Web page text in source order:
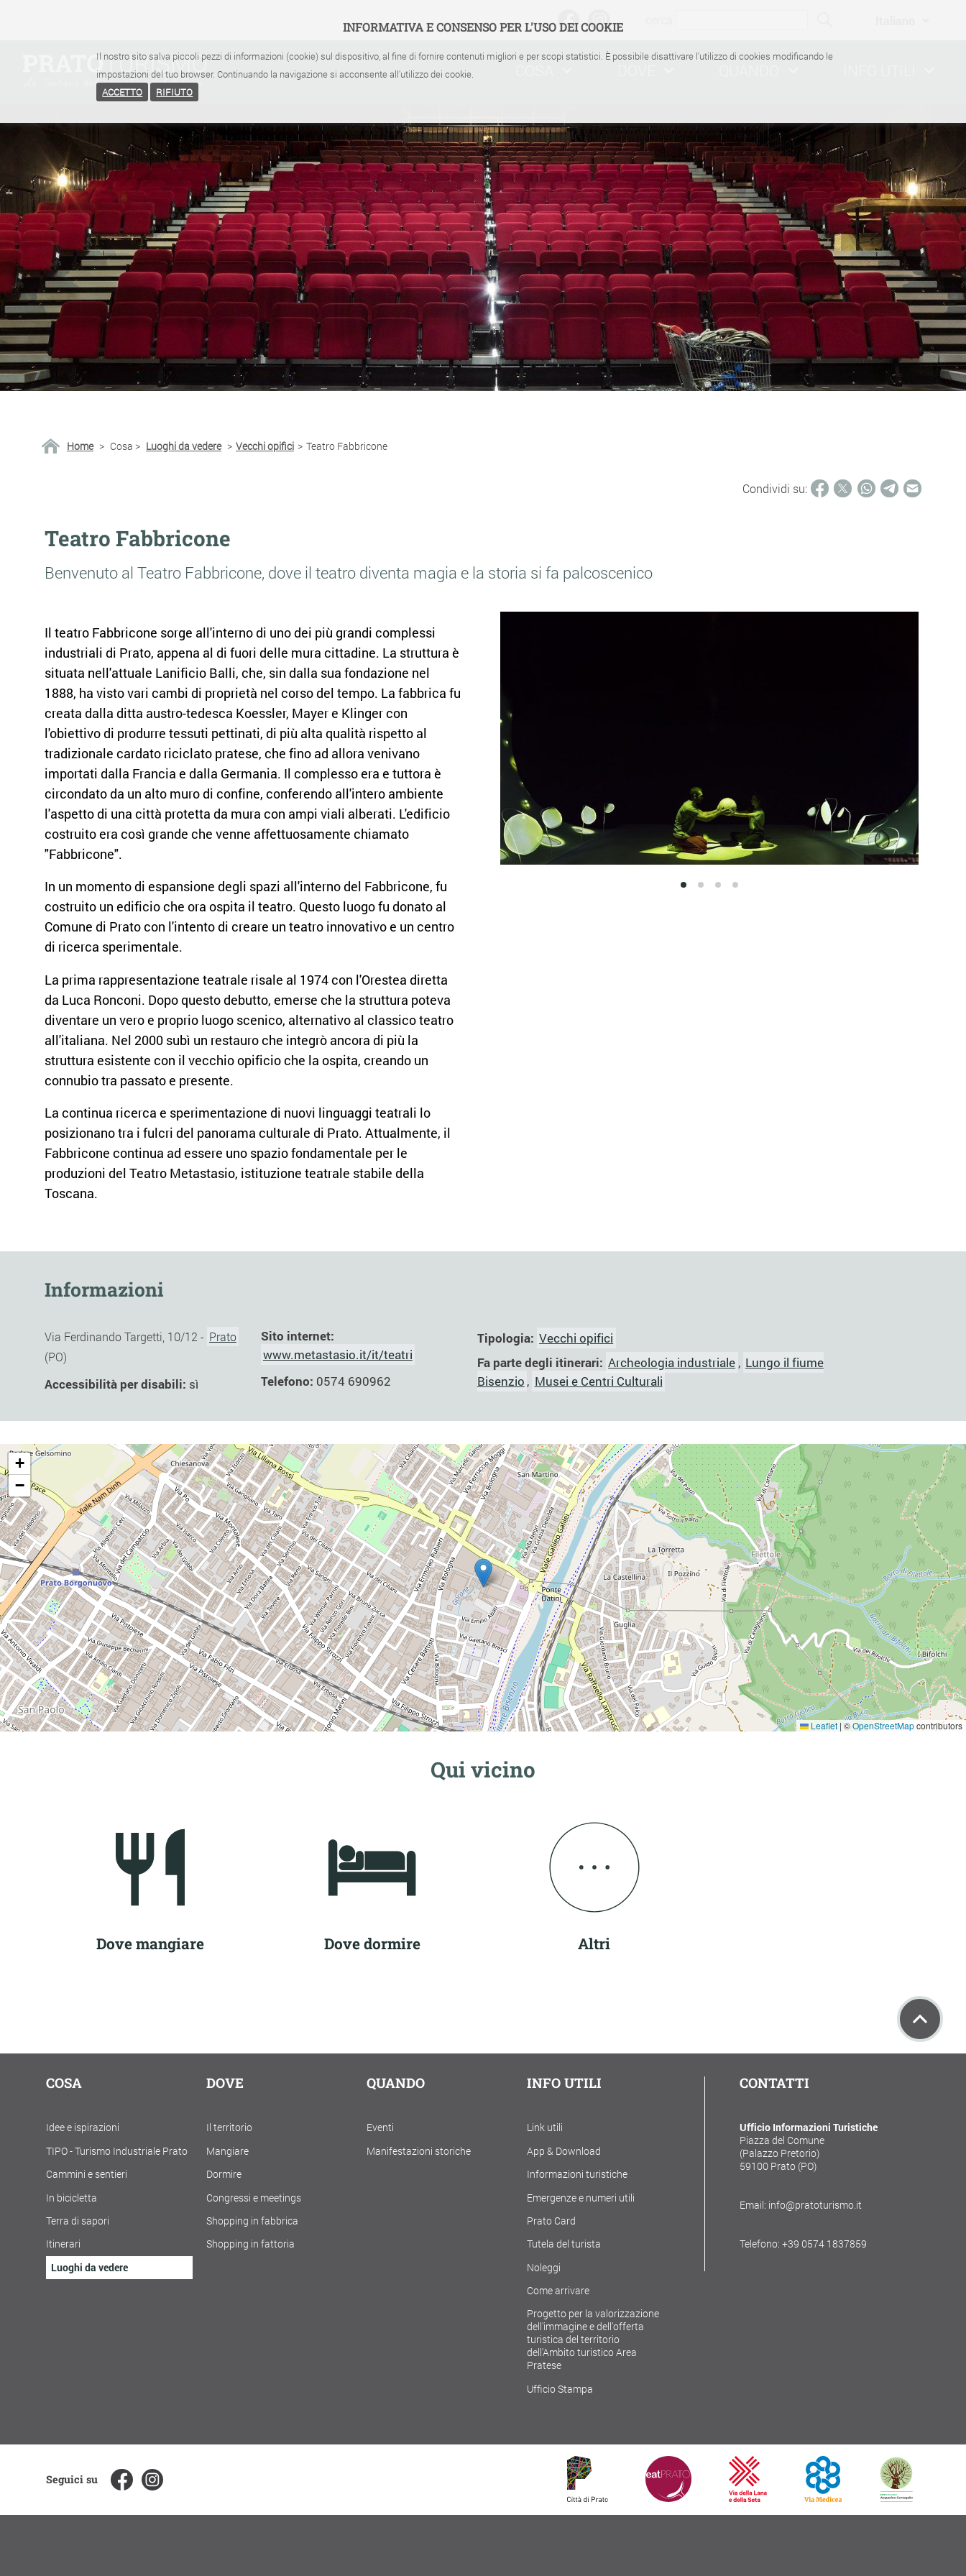
INFORMATIVA E CONSENSO PER L'USO DEI COOKIE
Il nostro sito salva piccoli pezzi di informazioni (cookie) sul dispositivo, al fine di fornire contenuti migliori e per scopi statistici. È possibile disattivare l'utilizzo di cookies modificando le
impostazioni del tuo browser. Continuando la navigazione si acconsente all'utilizzo dei cookie.
ACCETTO
RIFIUTO
Home > Cosa > Luoghi da vedere > Vecchi opifici > Teatro Fabbricone
Condividi su:
Teatro Fabbricone
Benvenuto al Teatro Fabbricone, dove il teatro diventa magia e la storia si fa palcoscenico
Il teatro Fabbricone sorge all'interno di uno dei più grandi complessi
industriali di Prato, appena al di fuori delle mura cittadine. La struttura è
situata nell'attuale Lanificio Balli, che, sin dalla sua fondazione nel
1888, ha visto vari cambi di proprietà nel corso del tempo. La fabbrica fu
creata dalla ditta austro-tedesca Koessler, Mayer e Klinger con
l'obiettivo di produrre tessuti pettinati, di più alta qualità rispetto al
tradizionale cardato riciclato pratese, che fino ad allora venivano
importati dalla Francia e dalla Germania. Il complesso era e tuttora è
circondato da un alto muro di confine, conferendo all'intero ambiente
l'aspetto di una città protetta da mura con ampi viali alberati. L'edificio
costruito era così grande che venne affettuosamente chiamato
"Fabbricone".
In un momento di espansione degli spazi all'interno del Fabbricone, fu
costruito un edificio che ora ospita il teatro. Questo luogo fu donato al
Comune di Prato con l'intento di creare un teatro innovativo e un centro
di ricerca sperimentale.
La prima rappresentazione teatrale risale al 1974 con l'Orestea diretta
da Luca Ronconi. Dopo questo debutto, emerse che la struttura poteva
diventare un vero e proprio luogo scenico, alternativo al classico teatro
all'italiana. Nel 2000 subì un restauro che integrò ancora di più la
struttura esistente con il vecchio opificio che la ospita, creando un
connubio tra passato e presente.
La continua ricerca e sperimentazione di nuovi linguaggi teatrali lo
posizionano tra i fulcri del panorama culturale di Prato. Attualmente, il
Fabbricone continua ad essere uno spazio fondamentale per le
produzioni del Teatro Metastasio, istituzione teatrale stabile della
Toscana.
1 2 3 4
Informazioni
Via Ferdinando Targetti, 10/12 - Prato
(PO)
Accessibilità per disabili: sì
Sito internet:
www.metastasio.it/it/teatri
Telefono: 0574 690962
Tipologia: Vecchi opifici
Fa parte degli itinerari: Archeologia industriale , Lungo il fiume
Bisenzio , Musei e Centri Culturali
+
−
Leaflet|©OpenStreetMapcontributors
Qui vicino
Dove mangiare Dove dormire Altri
COSA
Idee e ispirazioni
TIPO - Turismo Industriale Prato
Cammini e sentieri
In bicicletta
Terra di sapori
Itinerari
Luoghi da vedere
DOVE
Il territorio
Mangiare
Dormire
Congressi e meetings
Shopping in fabbrica
Shopping in fattoria
QUANDO
Eventi
Manifestazioni storiche
INFO UTILI
Link utili
App & Download
Informazioni turistiche
Emergenze e numeri utili
Prato Card
Tutela del turista
Noleggi
Come arrivare
Progetto per la valorizzazione
dell'immagine e dell'offerta
turistica del territorio
dell'Ambito turistico Area
Pratese
Ufficio Stampa
CONTATTI
Ufficio Informazioni Turistiche
Piazza del Comune
(Palazzo Pretorio)
59100 Prato (PO)
Email: info@pratoturismo.it
Telefono: +39 0574 1837859
Seguici su